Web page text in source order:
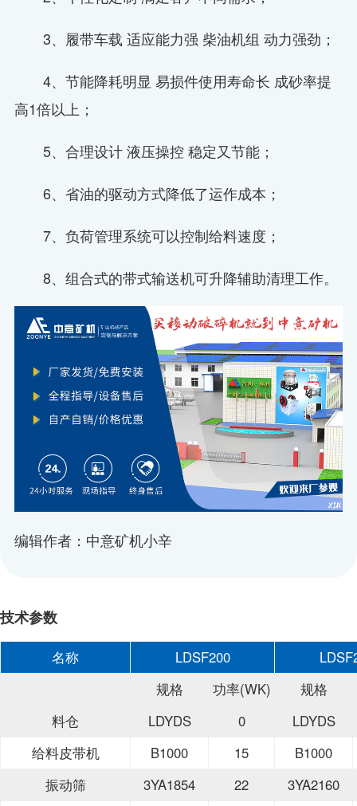
3、履带车载 适应能力强 柴油机组 动力强劲；
4、节能降耗明显 易损件使用寿命长 成砂率提
高1倍以上；
5、合理设计 液压操控 稳定又节能；
6、省油的驱动方式降低了运作成本；
7、负荷管理系统可以控制给料速度；
8、组合式的带式输送机可升降辅助清理工作。
编辑作者：中意矿机小辛
技术参数
名称 LDSF200
规格
功率(WK) 规格
料仓
LDYDS 0
LDYDS
给料皮带机
B1000 15
B1000
振动筛
3YA1854 22
3YA2160